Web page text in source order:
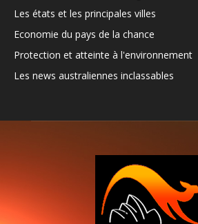
Les états et les principales villes
Economie du pays de la chance
Protection et atteinte à l'environnement
Les news australiennes inclassables